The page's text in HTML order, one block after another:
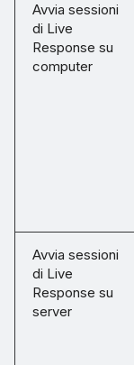
Avvia sessioni
di Live
Response su
computer
Avvia sessioni
di Live
Response su
server